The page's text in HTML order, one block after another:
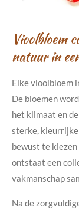
Vioolbloem
natuur in
Elke vioolbloem
De bloemen
het klimaat en
sterke, kleurrijke
bewust te
ontstaat een
vakmanschap
Na de